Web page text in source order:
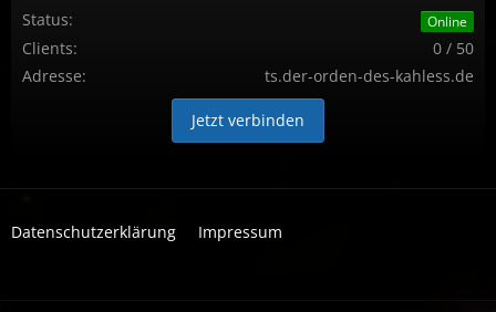
Status: Online
Clients:
0 / 50
Adresse:
ts.der-orden-des-kahless.de
Jetzt verbinden
Datenschutzerklärung Impressum